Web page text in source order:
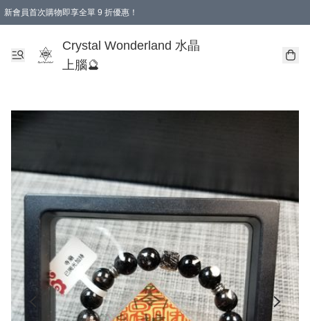
新會員首次購物即享全單 9 折優惠！
Crystal Wonderland 水晶
上腦🔮